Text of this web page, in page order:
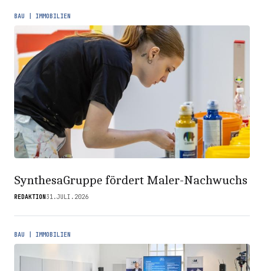
BAU | IMMOBILIEN
SynthesaGruppe fördert Maler-Nachwuchs
REDAKTION 31.JULI.2026
BAU | IMMOBILIEN